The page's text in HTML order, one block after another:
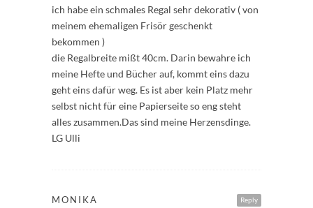
ich habe ein schmales Regal sehr dekorativ ( von
meinem ehemaligen Frisör geschenkt
bekommen )
die Regalbreite mißt 40cm. Darin bewahre ich
meine Hefte und Bücher auf, kommt eins dazu
geht eins dafür weg. Es ist aber kein Platz mehr
selbst nicht für eine Papierseite so eng steht
alles zusammen.Das sind meine Herzensdinge.
LG Ulli
Reply
MONIKA